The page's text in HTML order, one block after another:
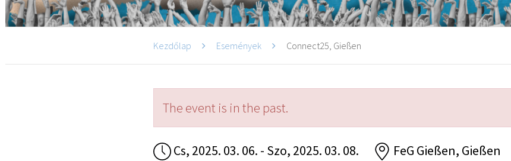
Kezdőlap Események Connect25, Gießen
The event is in the past.
Cs, 2025. 03. 06. - Szo, 2025. 03. 08. FeG Gießen, Gießen